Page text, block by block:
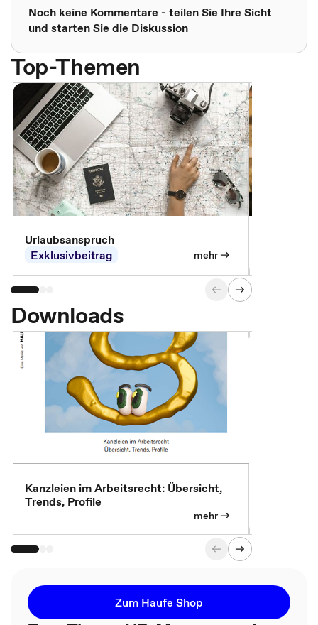
Noch keine Kommentare - teilen Sie Ihre Sicht
und starten Sie die Diskussion
Top-Themen
Urlaubsanspruch
Exklusivbeitrag
mehr
Downloads
Kanzleien im Arbeitsrecht: Übersicht,
Trends, Profile
mehr
Zum Haufe Shop